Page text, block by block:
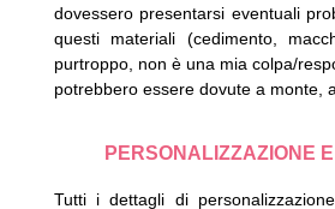
dovessero presentarsi eventuali
questi materiali (cedimento,
purtroppo, non è una mia colpa/
potrebbero essere dovute a monte,
PERSONALIZZAZIONE
Tutti i dettagli di personalizzazione